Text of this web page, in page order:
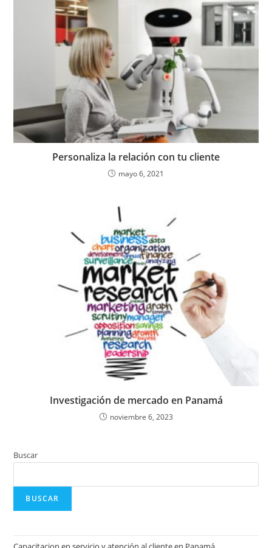
Personaliza la relación con tu cliente
mayo 6, 2021
Investigación de mercado en Panamá
noviembre 6, 2023
Buscar
BUSCAR